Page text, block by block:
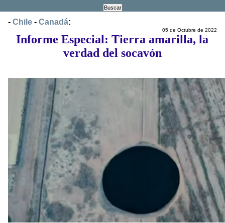
- Chile - Canadá:
05 de Octubre de 2022
Informe Especial: Tierra amarilla, la
verdad del socavón